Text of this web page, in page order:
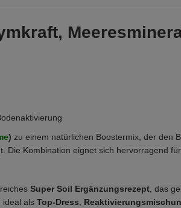
) zu einem natürlichen Boostermix, der den
Die Kombination eignet sich hervorragend für
Super Soil Ergänzungsrezept , das
ideal als Top-Dress